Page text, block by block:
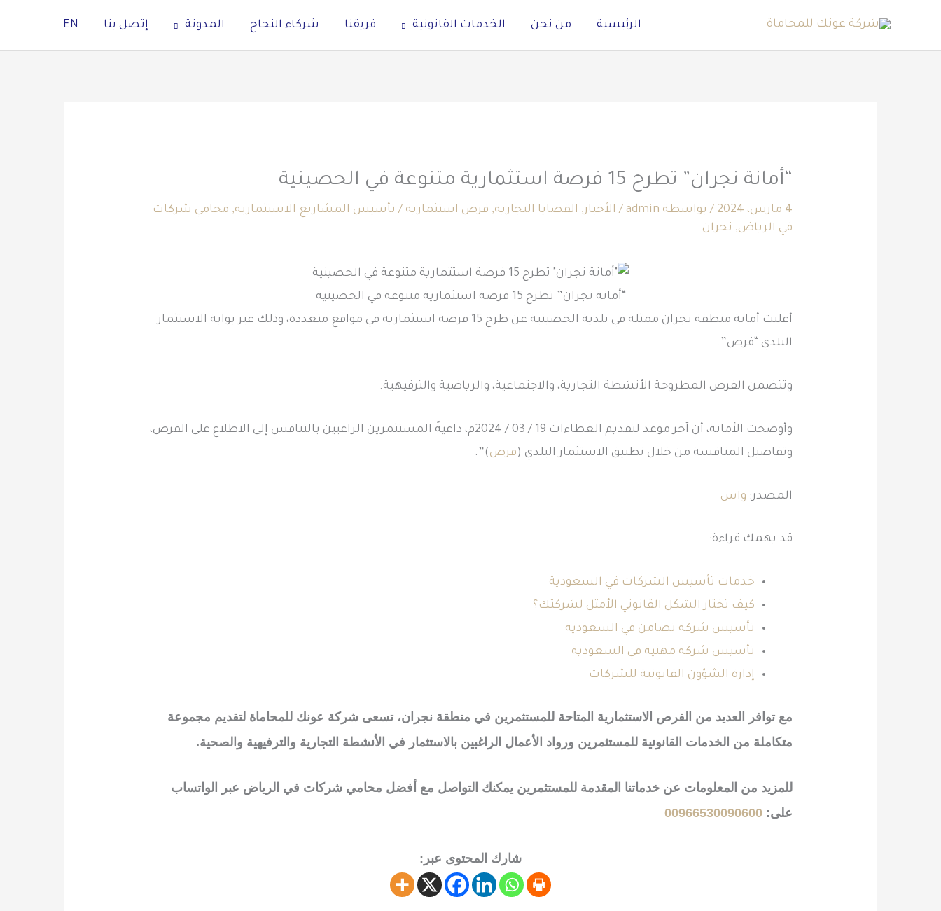
الرئيسية من نحن الخدمات القانونية فريقنا شركاء النجاح المدونة إتصل بنا EN
“أمانة نجران” تطرح 15 فرصة استثمارية متنوعة في الحصينية
4 مارس، 2024 / بواسطة admin
/ الأخبار, القضايا التجارية, فرص استثمارية / تأسيس المشاريع الاستثمارية, محامي شركات
في الرياض, نجران
“أمانة نجران” تطرح 15 فرصة استثمارية متنوعة في الحصينية
أعلنت أمانة منطقة نجران ممثلة في بلدية الحصينية عن طرح 15 فرصة استثمارية في مواقع متعددة، وذلك عبر بوابة الاستثمار
البلدي “فرص”.
وتتضمن الفرص المطروحة الأنشطة التجارية، والاجتماعية، والرياضية والترفيهية.
وأوضحت الأمانة، أن آخر موعد لتقديم العطاءات 19 / 03 / 2024م، داعيةً المستثمرين الراغبين بالتنافس إلى الاطلاع على الفرص،
وتفاصيل المنافسة من خلال تطبيق الاستثمار البلدي (فرص)”.
المصدر: واس
قد يهمك قراءة:
خدمات تأسيس الشركات في السعودية
كيف تختار الشكل القانوني الأمثل لشركتك؟
تأسيس شركة تضامن في السعودية
تأسيس شركة مهنية في السعودية
إدارة الشؤون القانونية للشركات
مع توافر العديد من الفرص الاستثمارية المتاحة للمستثمرين في منطقة نجران، تسعى شركة عونك للمحاماة لتقديم مجموعة
متكاملة من الخدمات القانونية للمستثمرين ورواد الأعمال الراغبين بالاستثمار في الأنشطة التجارية والترفيهية والصحية.
للمزيد من المعلومات عن خدماتنا المقدمة للمستثمرين يمكنك التواصل مع أفضل محامي شركات في الرياض عبر الواتساب
على:00966530090600
شارك المحتوى عبر: